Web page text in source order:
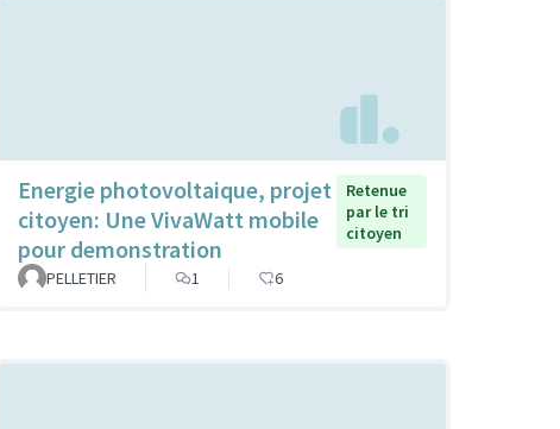
Energie photovoltaique, projet
citoyen: Une VivaWatt mobile
pour demonstration
Retenue
par le tri
citoyen
PELLETIER 1 6